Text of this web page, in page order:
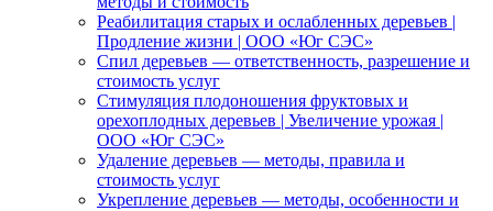
Реабилитация старых и ослабленных деревьев |
Продление жизни | ООО «Юг СЭС»
Спил деревьев — ответственность, разрешение и
стоимость услуг
Стимуляция плодоношения фруктовых и
орехоплодных деревьев | Увеличение урожая |
ООО «Юг СЭС»
Удаление деревьев — методы, правила и
стоимость услуг
Укрепление деревьев — методы, особенности и